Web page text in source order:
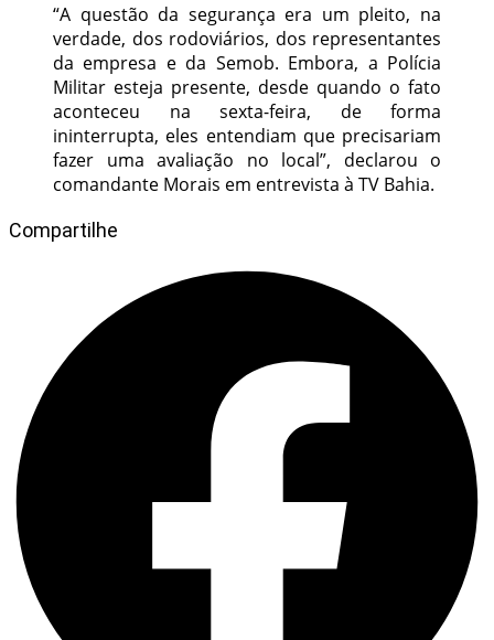
“A questão da segurança era um pleito, na
verdade, dos rodoviários, dos representantes
da empresa e da Semob. Embora, a Polícia
Militar esteja presente, desde quando o fato
aconteceu na sexta-feira, de forma
ininterrupta, eles entendiam que precisariam
fazer uma avaliação no local”, declarou o
comandante Morais em entrevista à TV Bahia.
Compartilhe